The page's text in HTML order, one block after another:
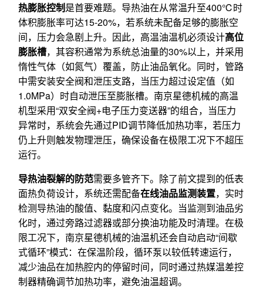
热膨胀控制是首要难题。导热油在从常温升至400℃时
体积膨胀率可达15-20%，若系统未配备足够的膨胀空
间，压力会急剧上升。因此，高温油温机必须设计高位
膨胀槽，其容积通常为系统总油量的30%以上，并采用
惰性气体（如氮气）覆盖，防止油品氧化。同时，管路
中需安装安全阀和泄压支路，当压力超过设定值（如
1.0MPa）时自动泄压至膨胀槽。南京星德机械的高温
机型采用“双安全阀+电子压力变送器”的组合，当压力
异常时，系统会先通过PID调节降低加热功率，若压力
仍上升则触发物理泄压，确保设备在极限工况下不超压
运行。
导热油裂解的防范需要多管齐下。除了前文提到的低表
面热负荷设计，系统还需配备在线油品监测装置，实时
检测导热油的酸值、黏度和闪点变化。当监测到油品劣
化时，通过旁路过滤器或部分换油功能及时清理。在极
限工况下，南京星德机械的油温机还会自动启动“间歇
式循环”模式：在保温阶段，循环泵以较低转速运行，
减少油品在加热腔内的停留时间，同时通过热媒温差控
制器精确调节加热功率，避免油温超调。